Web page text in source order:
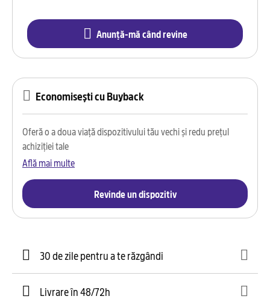
Anunță-mă când revine
Economisești cu Buyback
Oferă o a doua viață dispozitivului tău vechi și redu prețul
achiziției tale
Află mai multe
Revinde un dispozitiv
30 de zile pentru a te răzgândi
Livrare în 48/72h